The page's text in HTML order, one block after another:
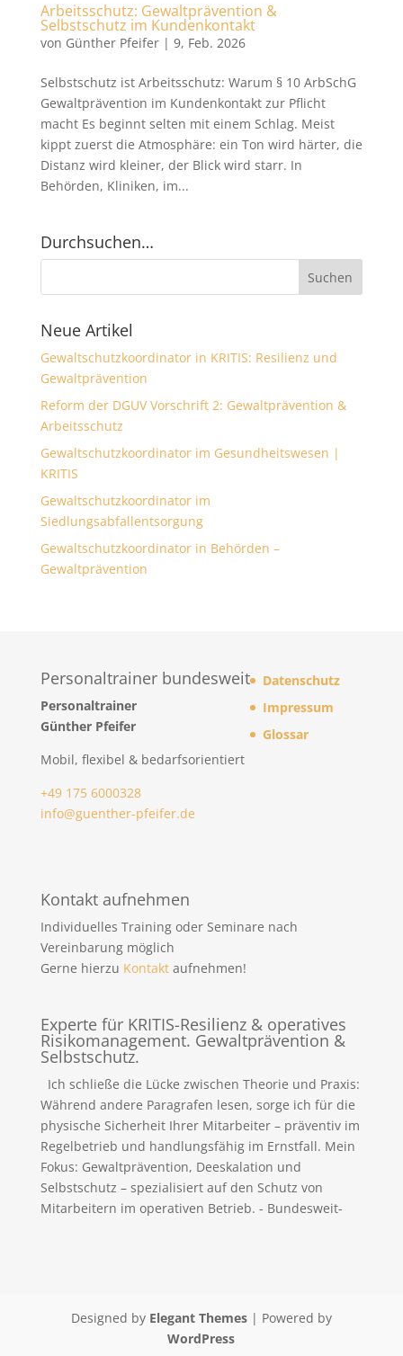
Arbeitsschutz: Gewaltprävention &
Selbstschutz im Kundenkontakt
von Günther Pfeifer| 9, Feb. 2026
Selbstschutz ist Arbeitsschutz: Warum § 10 ArbSchG
Gewaltprävention im Kundenkontakt zur Pflicht
macht Es beginnt selten mit einem Schlag. Meist
kippt zuerst die Atmosphäre: ein Ton wird härter, die
Distanz wird kleiner, der Blick wird starr. In
Behörden, Kliniken, im...
Durchsuchen…
Neue Artikel
Gewaltschutzkoordinator in KRITIS: Resilienz und
Gewaltprävention
Reform der DGUV Vorschrift 2: Gewaltprävention &
Arbeitsschutz
Gewaltschutzkoordinator im Gesundheitswesen |
KRITIS
Gewaltschutzkoordinator im
Siedlungsabfallentsorgung
Gewaltschutzkoordinator in Behörden –
Gewaltprävention
Personaltrainer bundesweit
Personaltrainer
Günther Pfeifer
Mobil, flexibel & bedarfsorientiert
+49 175 6000328
info@guenther-pfeifer.de
Datenschutz
Impressum
Glossar
Kontakt aufnehmen
Individuelles Training oder Seminare nach
Vereinbarung möglich
Gerne hierzu Kontaktaufnehmen!
Experte für KRITIS-Resilienz & operatives
Risikomanagement. Gewaltprävention &
Selbstschutz.
Ich schließe die Lücke zwischen Theorie und Praxis:
Während andere Paragrafen lesen, sorge ich für die
physische Sicherheit Ihrer Mitarbeiter – präventiv im
Regelbetrieb und handlungsfähig im Ernstfall. Mein
Fokus: Gewaltprävention, Deeskalation und
Selbstschutz – spezialisiert auf den Schutz von
Mitarbeitern im operativen Betrieb. - Bundesweit-
Designed by Elegant Themes| Powered by
WordPress